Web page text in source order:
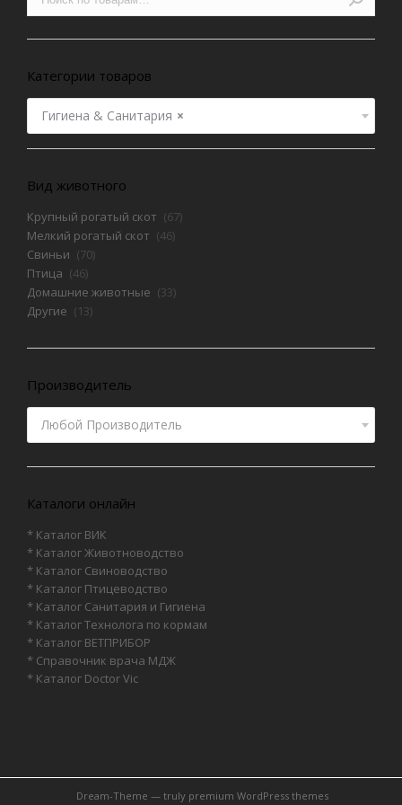
Категории товаров
×
Гигиена & Санитария
Вид животного
Крупный рогатый скот (67)
Мелкий рогатый скот (46)
Свиньи (70)
Птица (46)
Домашние животные (33)
Другие (13)
Производитель
Любой Производитель
Каталоги онлайн
* Каталог ВИК
* Каталог Животноводство
* Каталог Свиноводство
* Каталог Птицеводство
* Каталог Санитария и Гигиена
* Каталог Технолога по кормам
* Каталог ВЕТПРИБОР
* Справочник врача МДЖ
* Каталог Doctor Vic
Dream-Theme — truly premium WordPress themes